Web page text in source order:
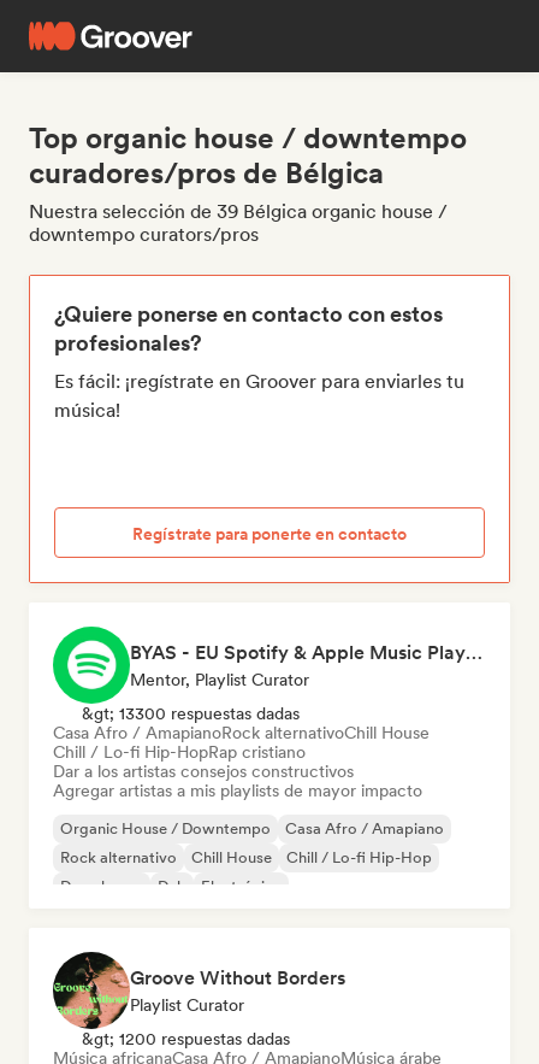
Top organic house / downtempo
curadores/pros de Bélgica
Nuestra selección de 39 Bélgica organic house /
downtempo curators/pros
¿Quiere ponerse en contacto con estos
profesionales?
Es fácil: ¡regístrate en Groover para enviarles tu
música!
Regístrate para ponerte en contacto
BYAS - EU Spotify & Apple Music Playlists
Mentor, Playlist Curator
&gt; 13300 respuestas dadas
Casa Afro / AmapianoRock alternativoChill House
Chill / Lo-fi Hip-HopRap cristiano
Dar a los artistas consejos constructivos
Agregar artistas a mis playlists de mayor impacto
Organic House / Downtempo
Casa Afro / Amapiano
Rock alternativo
Chill House
Chill / Lo-fi Hip-Hop
Deep house
Dub Electrónica
Groove Without Borders
Playlist Curator
&gt; 1200 respuestas dadas
Música africanaCasa Afro / AmapianoMúsica árabe